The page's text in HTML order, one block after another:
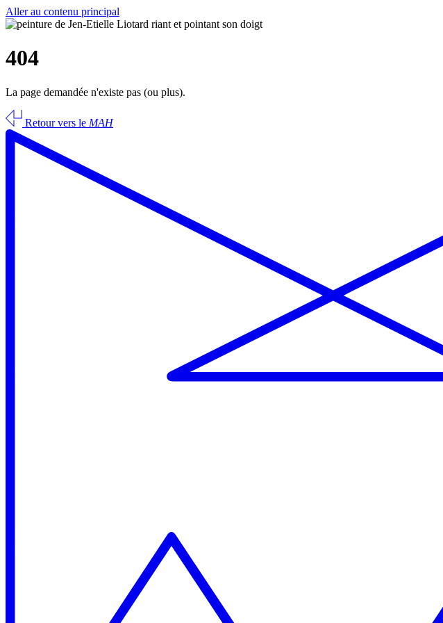
Aller au contenu principal
404
La page demandée n'existe pas (ou plus).
Retour vers le MAH